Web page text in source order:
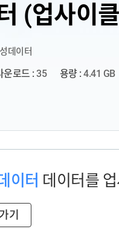
(업사이
데이터
운로드 : 35 용량 : 4.41 GB
이터 데이터를
기